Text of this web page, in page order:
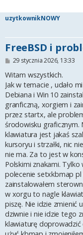
uzytkownikNOWY
FreeBSD i
P
s
t
29 stycznia 2026, 13:33
Witam wszystkich.
Jak w temacie , udało
Debiana i Win 10
granficzną, xorgiem i
przez startx, ale
środowisku graficznym.
klawiatura jest jakaś
kursoryu i strzałki, nic
nie ma. Za to jest w
Polskimi znakami. Tylko
polecenie setxkbmap pl
zainstalowałem
w xorgu to nagle
piszę. Nie idzie zmienić
dziwnie i nie idzie tego
klawiaturę